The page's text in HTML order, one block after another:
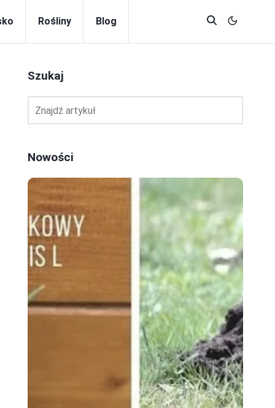
Rośliny Blog
Szukaj
Nowości